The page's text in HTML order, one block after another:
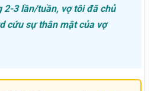
2-3 lần/tuần, vợ tôi đã chủ
cứu sự thân mật của vợ